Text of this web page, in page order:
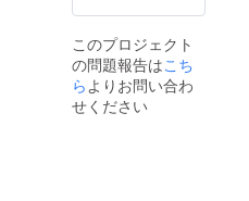
このプロジェクト
の問題報告はこち
らよりお問い合わ
せください